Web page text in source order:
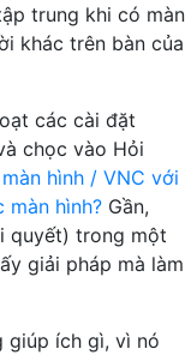
trung khi có màn
khác trên bàn của
các cài đặt
chọc vào Hỏi
hình / VNC với
màn hình? Gần,
quyết) trong một
giải pháp mà làm
giúp ích gì, vì nó